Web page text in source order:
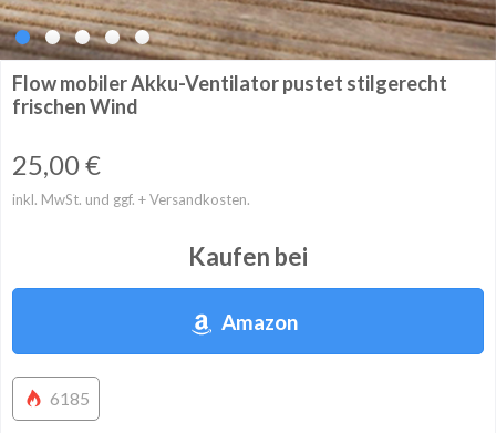
Flow mobiler Akku-Ventilator pustet stilgerecht
frischen Wind
25,00€
inkl. MwSt. und ggf. + Versandkosten.
Kaufen bei
Amazon
6185